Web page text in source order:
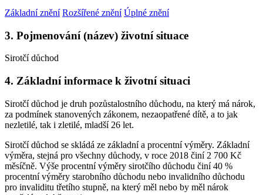
Základní znění Rozšířené znění Úplné znění
3. Pojmenování (název) životní situace
Sirotčí důchod
4. Základní informace k životní situaci
Sirotčí důchod je druh pozůstalostního důchodu, na který má nárok,
za podmínek stanovených zákonem, nezaopatřené dítě, a to jak
nezletilé, tak i zletilé, mladší 26 let.
Sirotčí důchod se skládá ze základní a procentní výměry. Základní
výměra, stejná pro všechny důchody, v roce 2018 činí 2 700 Kč
měsíčně. Výše procentní výměry sirotčího důchodu činí 40 %
procentní výměry starobního důchodu nebo invalidního důchodu
pro invaliditu třetího stupně, na který měl nebo by měl nárok